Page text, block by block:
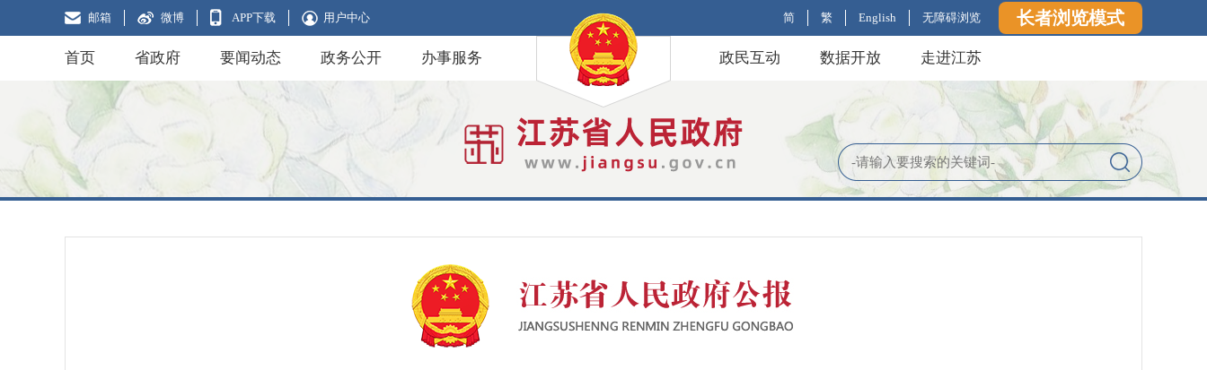
邮箱 微博 APP下载 用户中心 简 繁 English 无障碍浏览 长者浏览模式
首页 省政府 要闻动态 政务公开 办事服务 政民互动 数据开放 走进江苏